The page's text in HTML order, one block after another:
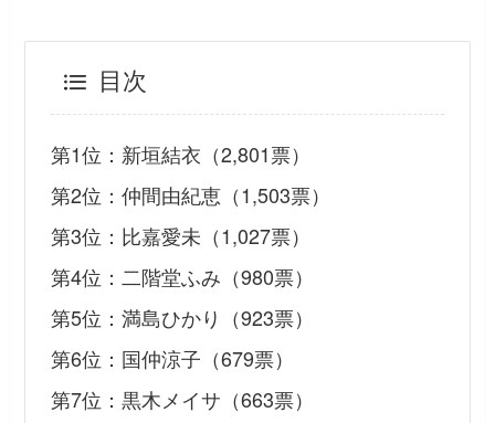
目次
第1位：新垣結衣（2,801票）
第2位：仲間由紀恵（1,503票）
第3位：比嘉愛未（1,027票）
第4位：二階堂ふみ（980票）
第5位：満島ひかり（923票）
第6位：国仲涼子（679票）
第7位：黒木メイサ（663票）